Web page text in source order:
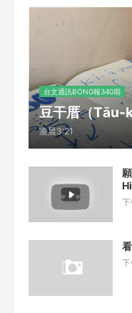
台文通訊BONG報340期
豆干厝（Tāu-
凌晨3:21